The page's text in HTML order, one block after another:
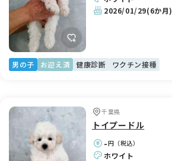
2026/01/29(6か月)
男の子 お迎え済 健康診断 ワクチン接種
千葉県
トイプードル
-円（税込）
ホワイト